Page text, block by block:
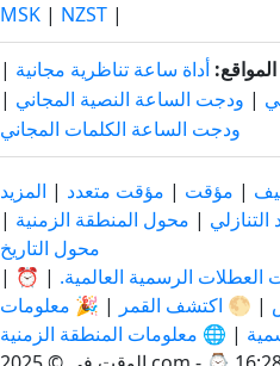
MSK | NZST |
أداة ساعة تناظرية مجانية |
| ودجت الساعة النصية المجاني |
ودجت الساعة الكلمات المجاني
| مؤقت | مؤقت متعدد | المزيد
| محول المنطقة الزمنية |
محول التاريخ
|
الرسمية العالمية. |
⏰
| 🌕 اكتشف القمر | 🎉 معلومات
| 🌐 معلومات المنطقة الزمنية